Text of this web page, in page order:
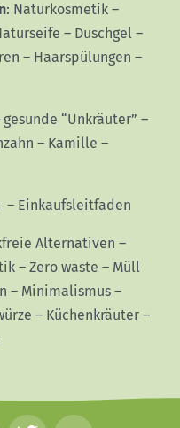
: Naturkosmetik –
– Duschgel –
– Haarspülungen –
gesunde “Unkräuter” –
– Kamille –
– Einkaufsleitfaden
Alternativen –
– Zero waste – Müll
– Minimalismus –
– Küchenkräuter –